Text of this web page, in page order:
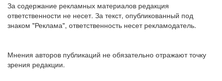
За содержание рекламных материалов редакция
ответственности не несет. За текст, опубликованный под
знаком "Реклама", ответственность несет рекламодатель.
Мнения авторов публикаций не обязательно отражают точку
зрения редакции.